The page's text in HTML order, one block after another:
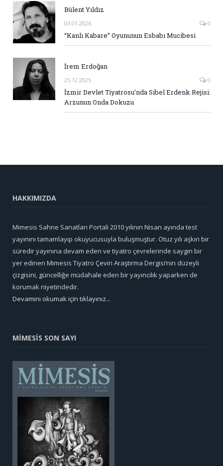
Bülent Yıldız
03.01.2026 0
“Kanlı Kabare” Oyununun Esbabı Mucibesi
İrem Erdoğan
25.12.2025 0
İzmir Devlet Tiyatrosu’nda Sibel Erdenk Rejisi:
Arzunun Onda Dokuzu
HAKKIMIZDA
Mimesis Sahne Sanatları Portali 2010 yılının Nisan ayında test
yayınını tamamlayıp okuyucusuyla buluşmuştur. Otuz yılı aşkın bir
süredir yayınına devam eden ve tiyatro çevrelerinde saygın bir
yer edinen Mimesis Tiyatro Çeviri Araştırma Dergisi’nin düzeyli
çizgisini, güncelliğe müdahale eden bir yayıncılık yaparken de
korumak niyetindedir.
Devamını okumak için tıklayınız...
MİMESİS SON SAYI